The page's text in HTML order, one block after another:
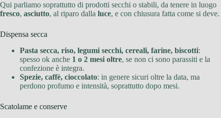
Qui parliamo soprattutto di prodotti secchi o stabili, da tenere in luogo
fresco, asciutto, al riparo dalla luce, e con chiusura fatta come si deve.
Dispensa secca
Pasta secca, riso, legumi secchi, cereali, farine, biscotti:
spesso ok anche 1 o 2 mesi oltre, se non ci sono parassiti e la
confezione è integra.
Spezie, caffè, cioccolato: in genere sicuri oltre la data, ma
perdono profumo e intensità, soprattutto dopo mesi.
Scatolame e conserve